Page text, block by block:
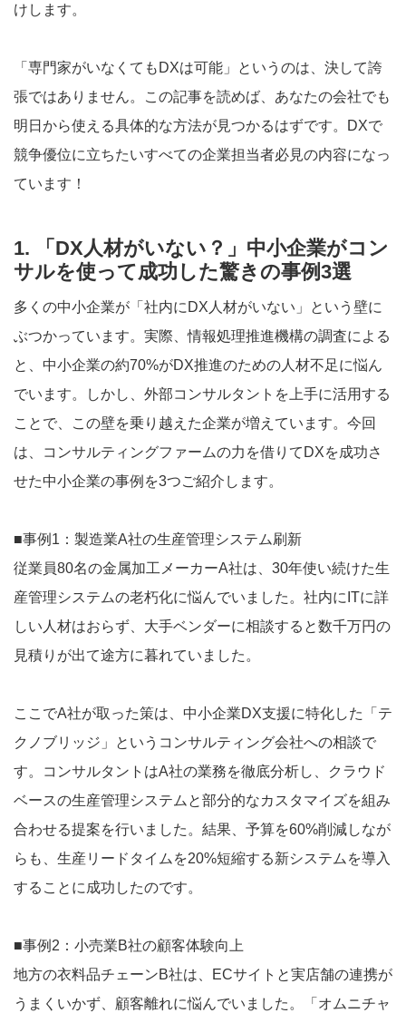
けします。
「専門家がいなくてもDXは可能」というのは、決して誇
張ではありません。この記事を読めば、あなたの会社でも
明日から使える具体的な方法が見つかるはずです。DXで
競争優位に立ちたいすべての企業担当者必見の内容になっ
ています！
1. 「DX人材がいない？」中小企業がコン
サルを使って成功した驚きの事例3選
多くの中小企業が「社内にDX人材がいない」という壁に
ぶつかっています。実際、情報処理推進機構の調査による
と、中小企業の約70%がDX推進のための人材不足に悩ん
でいます。しかし、外部コンサルタントを上手に活用する
ことで、この壁を乗り越えた企業が増えています。今回
は、コンサルティングファームの力を借りてDXを成功さ
せた中小企業の事例を3つご紹介します。
■事例1：製造業A社の生産管理システム刷新
従業員80名の金属加工メーカーA社は、30年使い続けた生
産管理システムの老朽化に悩んでいました。社内にITに詳
しい人材はおらず、大手ベンダーに相談すると数千万円の
見積りが出て途方に暮れていました。
ここでA社が取った策は、中小企業DX支援に特化した「テ
クノブリッジ」というコンサルティング会社への相談で
す。コンサルタントはA社の業務を徹底分析し、クラウド
ベースの生産管理システムと部分的なカスタマイズを組み
合わせる提案を行いました。結果、予算を60%削減しなが
らも、生産リードタイムを20%短縮する新システムを導入
することに成功したのです。
■事例2：小売業B社の顧客体験向上
地方の衣料品チェーンB社は、ECサイトと実店舗の連携が
うまくいかず、顧客離れに悩んでいました。「オムニチャ